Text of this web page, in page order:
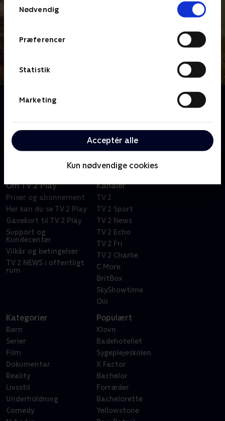
Nødvendig
Præferencer
Statistik
Marketing
Acceptér alle
Kun nødvendige cookies
Om Tour de France - Etaper
Se eller gense etaperne fra Tour de France 2026, der
Paris på Champs-Élysées.
Om TV 2 Play
Priser og abonnement
Her kan du se TV 2 Play
Gavekort til TV 2 Play
Support og
Kundecenter
Vilkår og betingelser
TV 2 NEWS i offentligt
rum
Kanaler
TV 2
TV 2 Sport
TV 2 News
TV 2 Echo
TV 2 Fri
TV 2 Charlie
C More
BritBox
SkyShowtime
Oiii
Kategorier
Børn
Serier
Film
Dokumentar
Reality
Livsstil
Underholdning
Comedy
Populært
Klovn
Badehotellet
Sygeplejeskolen
X Factor
Bachelor
Forræder
Bachelorette
Yellowstone